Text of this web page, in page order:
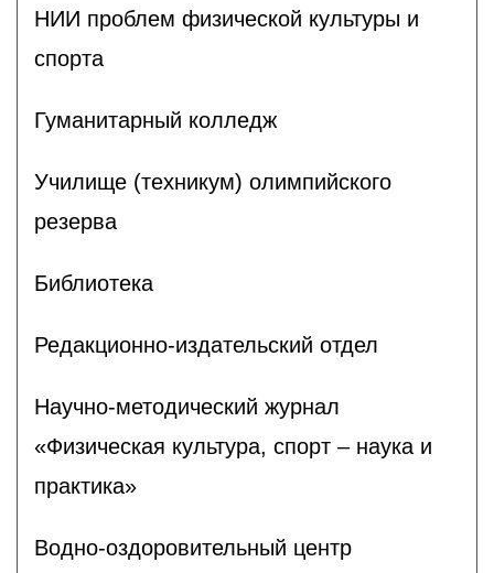
НИИ проблем физической культуры и
спорта
Гуманитарный колледж
Училище (техникум) олимпийского
резерва
Библиотека
Редакционно-издательский отдел
Научно-методический журнал
«Физическая культура, спорт – наука и
практика»
Водно-оздоровительный центр